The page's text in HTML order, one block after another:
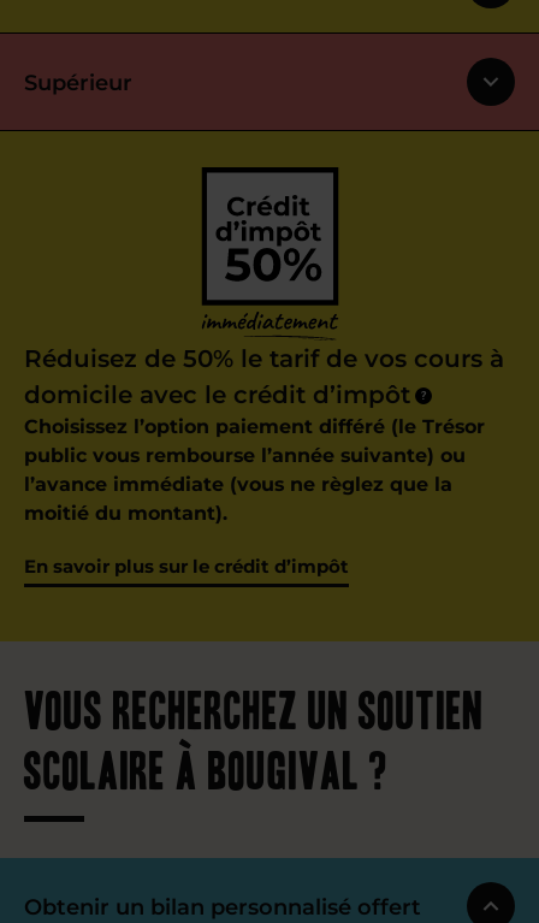
Supérieur
Réduisez de 50% le tarif de vos cours à
domicile avec le crédit d’impôt
?
Choisissez l’option paiement différé (le Trésor
public vous rembourse l’année suivante) ou
l’avance immédiate (vous ne règlez que la
moitié du montant).
En savoir plus sur le crédit d’impôt
Vous recherchez un soutien
scolaire à Bougival ?
Obtenir un bilan personnalisé offert